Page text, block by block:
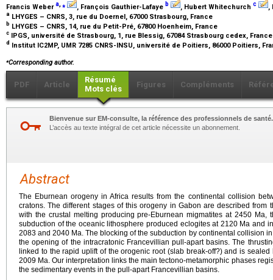
Francis Webera,⁎ , François Gauthier-Lafaye b , Hubert Whitechurch c ,
a LHYGES – CNRS, 3, rue du Doernel, 67000 Strasbourg, France
b LHYGES – CNRS, 14, rue du Petit-Pré, 67800 Hoenheim, France
c IPGS, université de Strasbourg, 1, rue Blessig, 67084 Strasbourg cedex,
d Institut IC2MP, UMR 7285 CNRS-INSU, université de Poitiers, 86000 Poitiers,
⁎Corresponding author.
PDF Article
Résumé
Mots clés
Figures Compléments
Bienvenue sur EM-consulte, la référence des professionnels de santé.
L’accès au texte intégral de cet article nécessite un abonnement.
Abstract
The Eburnean orogeny in Africa results from the continental collision
cratons. The different stages of this orogeny in Gabon are described from
with the crustal melting producing pre-Eburnean migmatites at 2450 Ma,
subduction of the oceanic lithosphere produced eclogites at 2120 Ma and
2083 and 2040 Ma. The blocking of the subduction by continental collision
the opening of the intracratonic Francevillian pull-apart basins. The
linked to the rapid uplift of the orogenic root (slab break-off?) and is
2009 Ma. Our interpretation links the main tectono-metamorphic phases
the sedimentary events in the pull-apart Francevillian basins.